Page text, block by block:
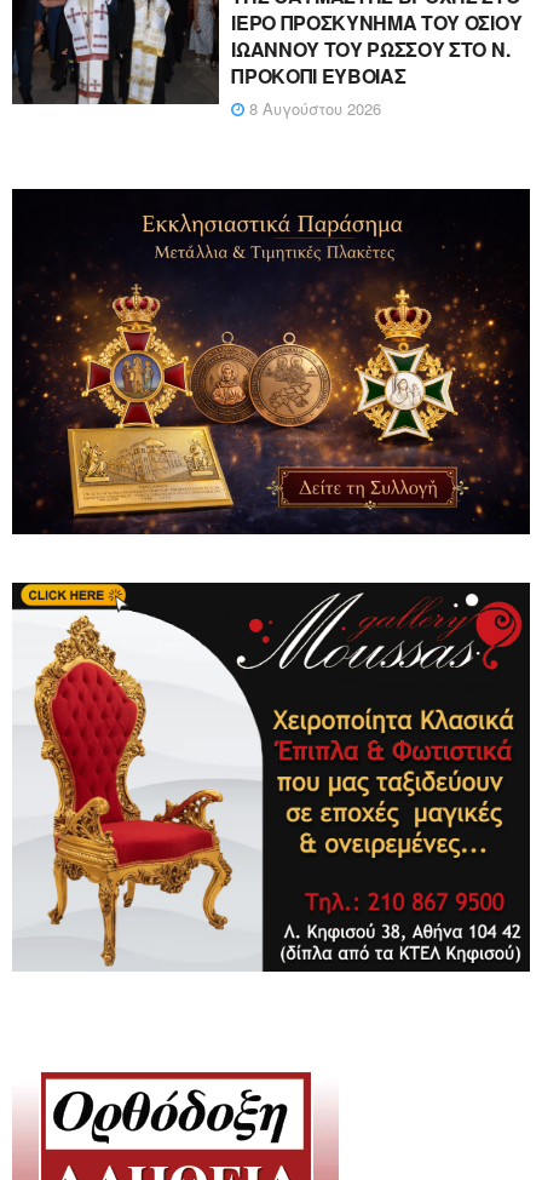
ΙΕΡΟ ΠΡΟΣΚΥΝΗΜΑ ΤΟΥ ΟΣΙΟΥ
ΙΩΑΝΝΟΥ ΤΟΥ ΡΩΣΣΟΥ ΣΤΟ Ν.
ΠΡΟΚΟΠΙ ΕΥΒΟΙΑΣ
8 Αυγούστου 2026